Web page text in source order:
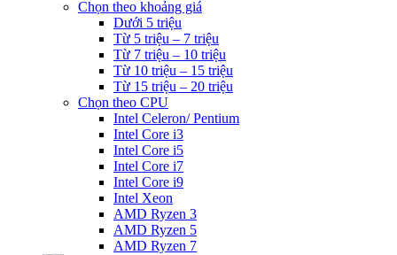
Chọn theo khoảng giá
Dưới 5 triệu
Từ 5 triệu – 7 triệu
Từ 7 triệu – 10 triệu
Từ 10 triệu – 15 triệu
Từ 15 triệu – 20 triệu
Chọn theo CPU
Intel Celeron/ Pentium
Intel Core i3
Intel Core i5
Intel Core i7
Intel Core i9
Intel Xeon
AMD Ryzen 3
AMD Ryzen 5
AMD Ryzen 7